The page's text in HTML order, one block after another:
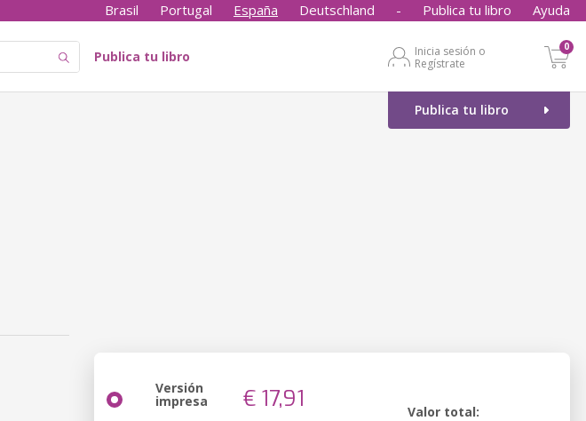
Brasil Portugal España Deutschland - Publica tu libro Ayuda
Publica tu libro
Inicia sesión o
Regístrate
0
Publica tu libro
Versión
impresa € 17,91 Valor total: